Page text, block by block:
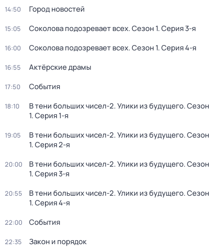
14:50 Город новостей
15:05 Соколова подозревает всех. Сезон 1. Серия 3-я
16:00 Соколова подозревает всех. Сезон 1. Серия 4-я
16:55 Актёрские драмы
17:50 События
18:10 В тени больших чисел-2. Улики из будущего. Сезон
1. Серия 1-я
19:05 В тени больших чисел-2. Улики из будущего. Сезон
1. Серия 2-я
20:00 В тени больших чисел-2. Улики из будущего. Сезон
1. Серия 3-я
20:55 В тени больших чисел-2. Улики из будущего. Сезон
1. Серия 4-я
22:00 События
22:35 Закон и порядок